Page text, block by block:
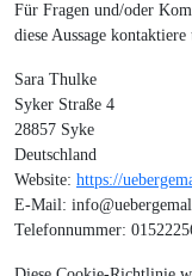
Für Fragen und/oder
diese Aussage
Sara Thulke
Syker Straße 4
28857 Syke
Deutschland
Website: https://
E-Mail: info@
Telefonnummer: